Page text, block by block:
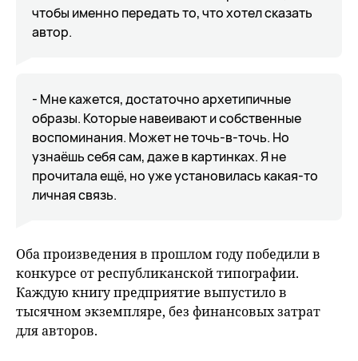
чтобы именно передать то, что хотел сказать
автор.
- Мне кажется, достаточно архетипичные
образы. Которые навеивают и собственные
воспоминания. Может не точь-в-точь. Но
узнаёшь себя сам, даже в картинках. Я не
прочитала ещё, но уже установилась какая-то
личная связь.
Оба произведения в прошлом году победили в
конкурсе от республиканской типографии.
Каждую книгу предприятие выпустило в
тысячном экземпляре, без финансовых затрат
для авторов.